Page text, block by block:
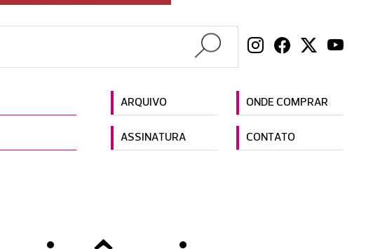
ARQUIVO ONDE COMPRAR
ASSINATURA CONTATO